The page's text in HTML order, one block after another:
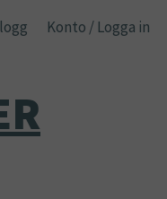
Konto / Logga in